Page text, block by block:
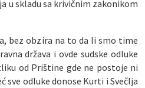
u skladu sa krivičnim zakonikom
bez obzira na to da li smo time
država i ovde sudske odluke
od Prištine gde ne postoje ni
sve odluke donose Kurti i Svečlja